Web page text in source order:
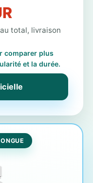
au total, livraison
comparer plus
et la durée.